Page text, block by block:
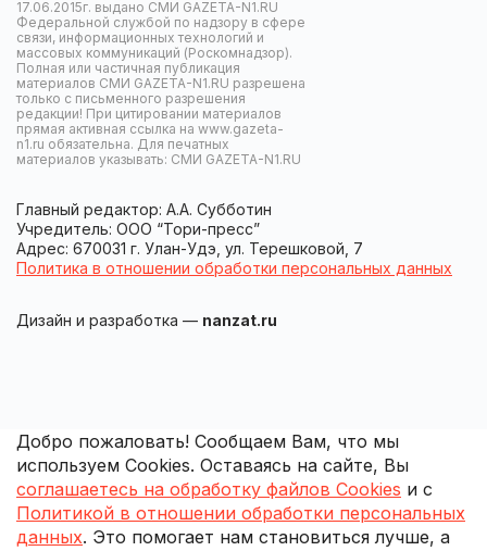
17.06.2015г. выдано СМИ GAZETA-N1.RU
Федеральной службой по надзору в сфере
связи, информационных технологий и
массовых коммуникаций (Роскомнадзор).
Полная или частичная публикация
материалов СМИ GAZETA-N1.RU разрешена
только с письменного разрешения
редакции! При цитировании материалов
прямая активная ссылка на www.gazeta-
n1.ru обязательна. Для печатных
материалов указывать: СМИ GAZETA-N1.RU
Главный редактор: А.А. Субботин
Учредитель: ООО “Тори-пресс”
Адрес: 670031 г. Улан-Удэ, ул. Терешковой, 7
Политика в отношении обработки персональных данных
Дизайн и разработка — nanzat.ru
Добро пожаловать! Сообщаем Вам, что мы
используем Cookies. Оставаясь на сайте, Вы
соглашаетесь на обработку файлов Cookies и с
Политикой в отношении обработки персональных
данных. Это помогает нам становиться лучше, а